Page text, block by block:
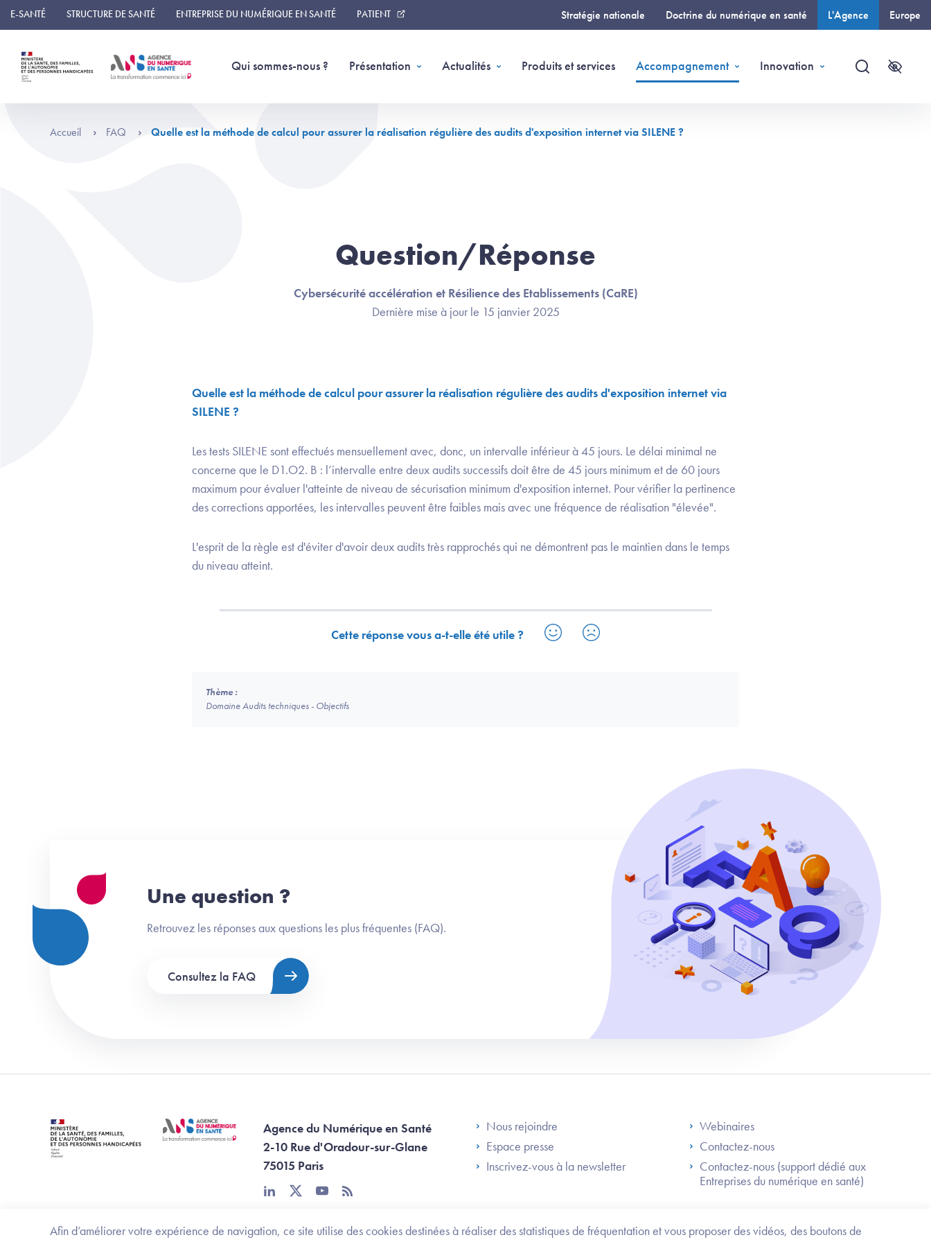
Panneau de gestion des cookies
Afin d’améliorer votre expérience de navigation, ce site utilise des cookies destinées à réaliser des statistiques de fréquentation et vous proposer des vidéos, des boutons de
E-SANTÉ STRUCTURE DE SANTÉ ENTREPRISE DU NUMÉRIQUE EN SANTÉ PATIENT Stratégie nationale Doctrine du numérique en santé L'Agence Europe
Qui sommes-nous ? Présentation Actualités Produits et services Accompagnement Innovation
Recherche
Accueil FAQ Quelle est la méthode de calcul pour assurer la réalisation régulière des audits d'exposition internet via SILENE ?
Question/Réponse
Cybersécurité accélération et Résilience des Etablissements (CaRE)
Dernière mise à jour le 15 janvier 2025
Quelle est la méthode de calcul pour assurer la réalisation régulière des audits d'exposition internet via
SILENE ?
Les tests SILENE sont effectués mensuellement avec, donc, un intervalle inférieur à 45 jours. Le délai minimal ne
concerne que le D1.O2. B : l’intervalle entre deux audits successifs doit être de 45 jours minimum et de 60 jours
maximum pour évaluer l'atteinte de niveau de sécurisation minimum d'exposition internet. Pour vérifier la pertinence
des corrections apportées, les intervalles peuvent être faibles mais avec une fréquence de réalisation "élevée".
L'esprit de la règle est d'éviter d'avoir deux audits très rapprochés qui ne démontrent pas le maintien dans le temps
du niveau atteint.
Cette réponse vous a-t-elle été utile ?
Thème :
Domaine Audits techniques - Objectifs
Une question ?
Retrouvez les réponses aux questions les plus fréquentes (FAQ).
Consultez la FAQ
Agence du Numérique en Santé
2-10 Rue d'Oradour-sur-Glane
75015 Paris
linkedintwitteryoutube
rss
Footer Left ANS
Nous rejoindre
Espace presse
Inscrivez-vous à la newsletter
Footer Right ANS
Webinaires
Contactez-nous
Contactez-nous (support dédié aux
Entreprises du numérique en santé)